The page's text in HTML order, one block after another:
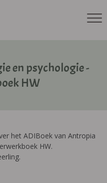
en psychologie -
HW
het ADIBoek van Antropia
HW.